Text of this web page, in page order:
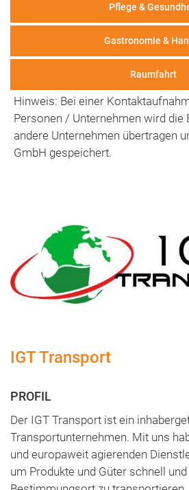
Pflege &
Gastronomie &
Raumfahrt
Hinweis: Bei einer
Personen / Unternehmen wird die
andere Unternehmen übertragen
GmbH gespeichert.
IGT Transport
Der IGT Transport ist ein
Transportunternehmen. Mit uns
und europaweit agierenden
um Produkte und Güter schnell